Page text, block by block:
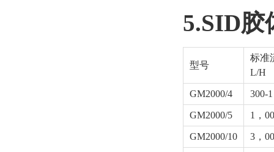
5.SID胶
型号
标准
L/H
GM2000/4 300-
GM2000/5 1，
GM2000/10 3，